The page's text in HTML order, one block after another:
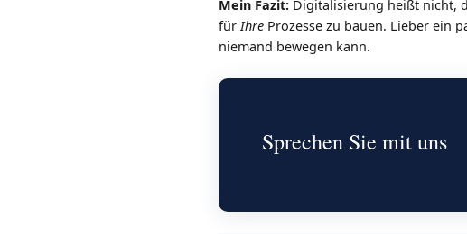
Mein Fazit: Digitalisierung heißt nicht,
fürIhre Prozesse zu bauen. Lieber ein
niemand bewegen kann.
Sprechen Sie mit uns